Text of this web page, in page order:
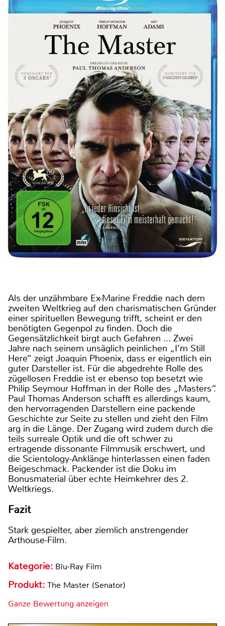
Als der unzähmbare Ex-Marine Freddie nach dem
zweiten Weltkrieg auf den charismatischen Gründer
einer spirituellen Bewegung trifft, scheint er den
benötigten Gegenpol zu finden. Doch die
Gegensätzlichkeit birgt auch Gefahren … Zwei
Jahre nach seinem unsäglich peinlichen „I’m Still
Here“ zeigt Joaquin Phoenix, dass er eigentlich ein
guter Darsteller ist. Für die abgedrehte Rolle des
zügellosen Freddie ist er ebenso top besetzt wie
Philip Seymour Hoffman in der Rolle des „Masters“.
Paul Thomas Anderson schafft es allerdings kaum,
den hervorragenden Darstellern eine packende
Geschichte zur Seite zu stellen und zieht den Film
arg in die Länge. Der Zugang wird zudem durch die
teils surreale Optik und die oft schwer zu
ertragende dissonante Filmmusik erschwert, und
die Scientology-Anklänge hinterlassen einen faden
Beigeschmack. Packender ist die Doku im
Bonusmaterial über echte Heimkehrer des 2.
Weltkriegs.
Fazit
Stark gespielter, aber ziemlich anstrengender
Arthouse-Film.
Kategorie: Blu-Ray Film
Produkt: The Master (Senator)
Ganze Bewertung anzeigen